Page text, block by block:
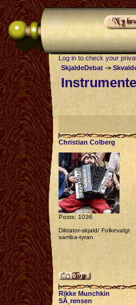
Log in to check your
SkjaldeDebat ->
Christian Colberg
Posts: 1036
Diktator-skjald/ Folkevalgt
samba-tyran
Rikke Munchkin
SÃ¸rensen